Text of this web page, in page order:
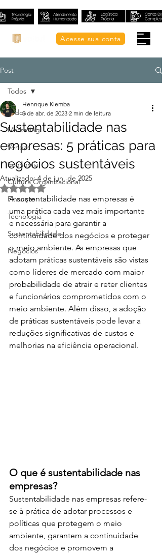
Acesse sua conta
Post
Todos
Marketing
Vendas
Economia
Cultura Organizacional
Finanças
Tecnologia
Sustentabilidade
Negócios
Todos
Sustentabilidade nas
empresas: 5 práticas para
negócios sustentáveis
Henrique Klemba
5 de abr. de 2023 2 min de leitura
Atualizado:4 de jun. de 2025
Avaliado com NaN de 5 estrelas.
A sustentabilidade nas empresas é
uma prática cada vez mais importante
e necessária para garantir a
continuidade dos negócios e proteger
o meio ambiente. As empresas que
adotam práticas sustentáveis são vistas
como líderes de mercado com maior
probabilidade de atrair e reter clientes
e funcionários comprometidos com o
meio ambiente. Além disso, a adoção
de práticas sustentáveis pode levar a
reduções significativas de custos e
melhorias na eficiência operacional.
O que é sustentabilidade nas
empresas?
Sustentabilidade nas empresas refere-
se à prática de adotar processos e
políticas que protegem o meio
ambiente, garantem a continuidade
dos negócios e promovem a